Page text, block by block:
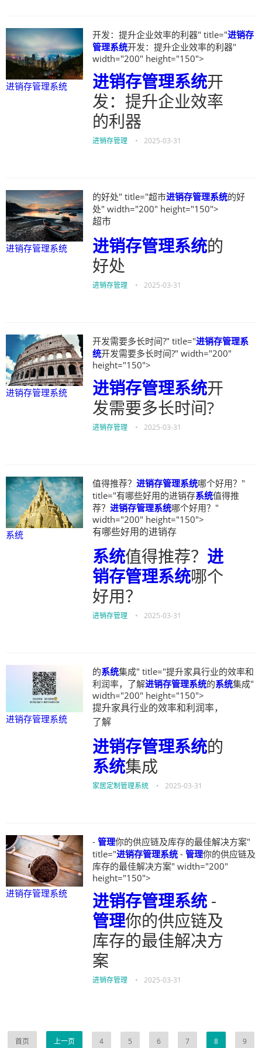
进销存管理系统
开发：提升企业效率的利器" title="进销存
管理系统开发：提升企业效率的利器"
width="200" height="150">
进销存管理系统开
发：提升企业效率
的利器
进销存管理 • 2025-03-31
进销存管理系统
的好处" title="超市进销存管理系统的好
处" width="200" height="150">
超市
进销存管理系统的
好处
进销存管理 • 2025-03-31
进销存管理系统
开发需要多长时间?" title="进销存管理系
统开发需要多长时间?" width="200"
height="150">
进销存管理系统开
发需要多长时间?
进销存管理 • 2025-03-31
系统
值得推荐？ 进销存管理系统哪个好用？"
title="有哪些好用的进销存系统值得推
荐？ 进销存管理系统哪个好用？"
width="200" height="150">
有哪些好用的进销存
系统值得推荐？ 进
销存管理系统哪个
好用？
进销存管理 • 2025-03-31
进销存管理系统
的系统集成" title="提升家具行业的效率和
利润率，了解进销存管理系统的系统集成"
width="200" height="150">
提升家具行业的效率和利润率，
了解
进销存管理系统的
系统集成
家居定制管理系统 • 2025-03-31
进销存管理系统
- 管理你的供应链及库存的最佳解决方案"
title="进销存管理系统 - 管理你的供应链及
库存的最佳解决方案" width="200"
height="150">
进销存管理系统 -
管理你的供应链及
库存的最佳解决方
案
进销存管理 • 2025-03-31
首页 上一页 4 5 6 7 8 9